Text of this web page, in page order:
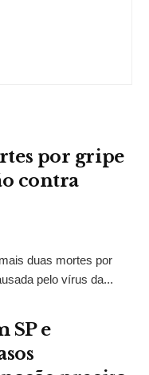
por gripe
contra
duas mortes por
pelo vírus da...
SP e